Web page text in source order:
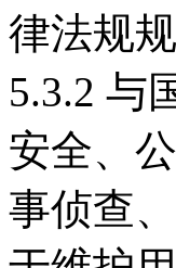
律法规
5.3.2 与
安全、
事侦查